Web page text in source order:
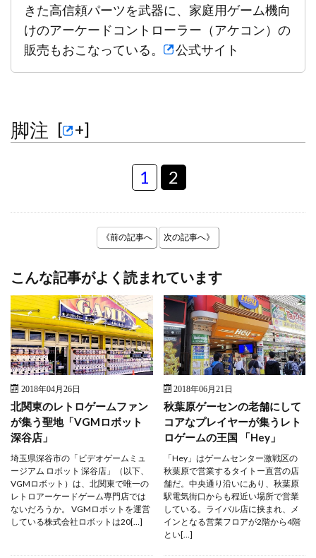
きた高信頼パーツを武器に、家庭用ゲーム機向
けのアーケードコントローラー（アケコン）の
販売もおこなっている。
公式サイト
脚注 [ +]
1 2
《前の記事へ 次の記事へ》
こんな記事がよく読まれています
2018年04月26日
北関東のレトロゲームファン
が集う聖地「VGMロボット
深谷店」
埼玉県深谷市の「ビデオゲームミュ
ージアム ロボット 深谷店」（以下、
VGMロボット）は、北関東で唯一の
レトロアーケードゲーム専門店では
ないだろうか。 VGMロボットを運営
している株式会社ロボットは20[…]
2018年06月21日
秋葉原ゲーセンの老舗にして
コアなプレイヤーが集うレト
ロゲームの王国 「Hey」
「Hey」はゲームセンター激戦区の
秋葉原で営業するタイトー直営の店
舗だ。中央通り沿いにあり、秋葉原
駅電気街口からも程近い場所で営業
している。ライバル店に挟まれ、メ
インとなる営業フロアが2階から4階
とい[…]